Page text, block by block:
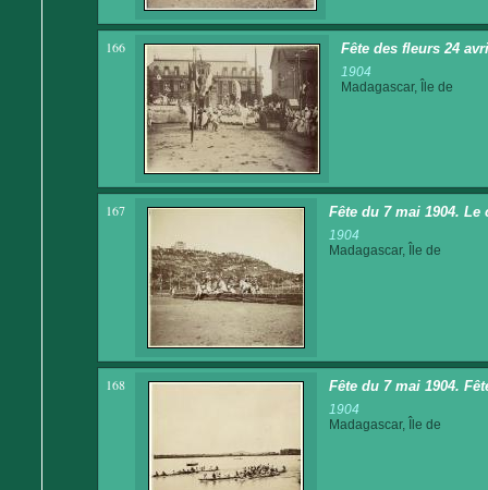
166 Fête des fleurs 24
1904
Madagascar, Île de
167 Fête du 7 mai 1904. Le
1904
Madagascar, Île de
168 Fête du 7 mai 1904.
1904
Madagascar, Île de